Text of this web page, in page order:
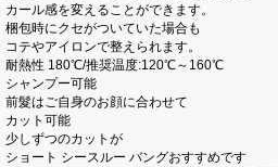
カール感を変えることができます。
梱包時にクセがついていた場合も
コテやアイロンで整えられます。
耐熱性 180℃/推奨温度:120℃～160℃
シャンプー可能
前髮はご自身のお顔に合わせて
カット可能
少しずつのカットが
ショート シースルー バングおすすめです